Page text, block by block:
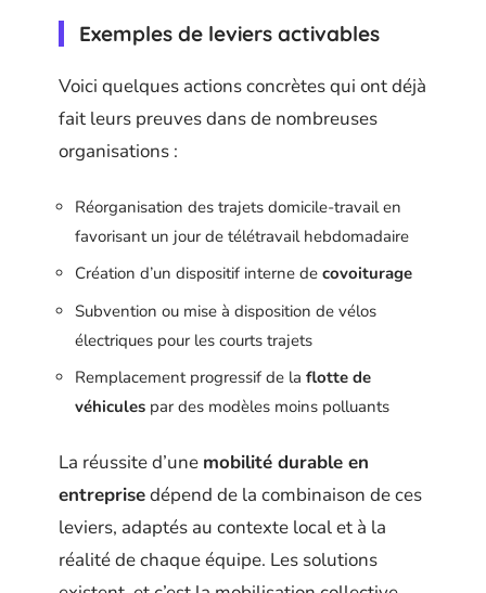
Exemples de leviers activables
Voici quelques actions concrètes qui ont déjà
fait leurs preuves dans de nombreuses
organisations :
Réorganisation des trajets domicile-travail en
favorisant un jour de télétravail hebdomadaire
Création d’un dispositif interne de covoiturage
Subvention ou mise à disposition de vélos
électriques pour les courts trajets
Remplacement progressif de la flotte de
véhicules par des modèles moins polluants
La réussite d’une mobilité durable en
entreprisedépend de la combinaison de ces
leviers, adaptés au contexte local et à la
réalité de chaque équipe. Les solutions